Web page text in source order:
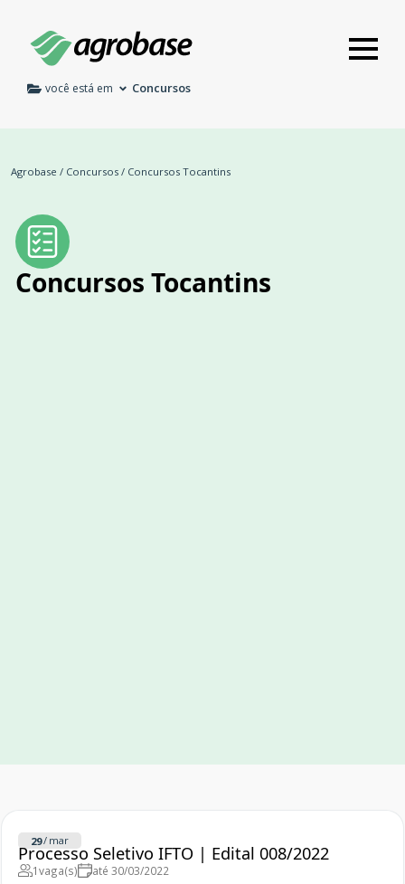
você está em Concursos
Agrobase / Concursos / Concursos Tocantins
Concursos Tocantins
29/ mar
Processo Seletivo IFTO | Edital 008/2022
1vaga(s) até 30/03/2022